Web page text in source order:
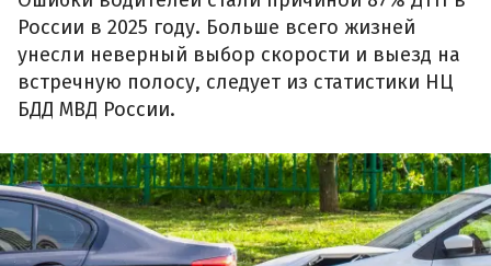
России в 2025 году. Больше всего жизней
унесли неверный выбор скорости и выезд на
встречную полосу, следует из статистики НЦ
БДД МВД России.